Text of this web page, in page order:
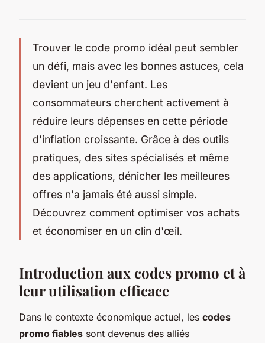
Trouver le code promo idéal peut sembler
un défi, mais avec les bonnes astuces, cela
devient un jeu d'enfant. Les
consommateurs cherchent activement à
réduire leurs dépenses en cette période
d'inflation croissante. Grâce à des outils
pratiques, des sites spécialisés et même
des applications, dénicher les meilleures
offres n'a jamais été aussi simple.
Découvrez comment optimiser vos achats
et économiser en un clin d'œil.
Introduction aux codes promo et à
leur utilisation efficace
Dans le contexte économique actuel, les codes
promo fiables sont devenus des alliés